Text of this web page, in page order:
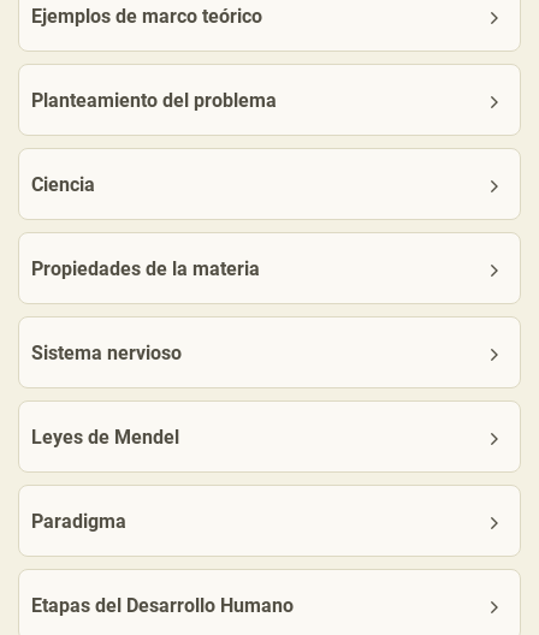
Ejemplos de marco teórico
Planteamiento del problema
Ciencia
Propiedades de la materia
Sistema nervioso
Leyes de Mendel
Paradigma
Etapas del Desarrollo Humano